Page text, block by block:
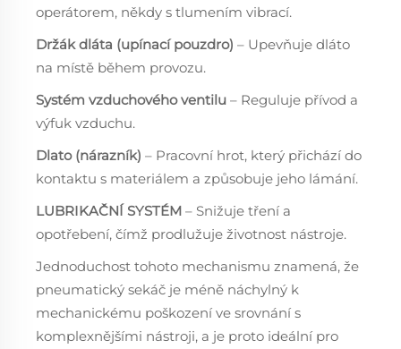
operátorem, někdy s tlumením vibrací.
Držák dláta (upínací pouzdro) – Upevňuje dláto
na místě během provozu.
Systém vzduchového ventilu – Reguluje přívod a
výfuk vzduchu.
Dlato (nárazník) – Pracovní hrot, který přichází do
kontaktu s materiálem a způsobuje jeho lámání.
LUBRIKAČNÍ SYSTÉM – Snižuje tření a
opotřebení, čímž prodlužuje životnost nástroje.
Jednoduchost tohoto mechanismu znamená, že
pneumatický sekáč je méně náchylný k
mechanickému poškození ve srovnání s
komplexnějšími nástroji, a je proto ideální pro